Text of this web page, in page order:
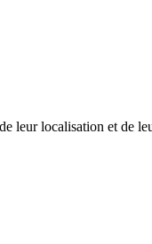
leur localisation et de